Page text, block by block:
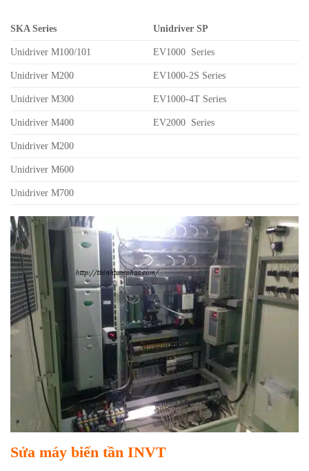
SKA Series Unidriver SP
Unidriver M100/101 EV1000 Series
Unidriver M200 EV1000-2S Series
Unidriver M300 EV1000-4T Series
Unidriver M400 EV2000 Series
Unidriver M200
Unidriver M600
Unidriver M700
Sửa máy biến tần INVT